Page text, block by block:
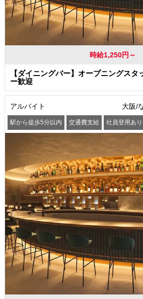
時給1,250円～
【ダイニングバー】オープニングスタ
ー歓迎
アルバイト 大阪/
駅から徒歩5分以内 交通費支給 社員登用あり